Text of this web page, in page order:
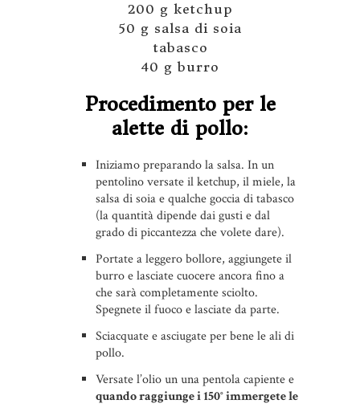
200 g ketchup
50 g salsa di soia
tabasco
40 g burro
Procedimento per le
alette di pollo:
Iniziamo preparando la salsa. In un
pentolino versate il ketchup, il miele, la
salsa di soia e qualche goccia di tabasco
(la quantità dipende dai gusti e dal
grado di piccantezza che volete dare).
Portate a leggero bollore, aggiungete il
burro e lasciate cuocere ancora fino a
che sarà completamente sciolto.
Spegnete il fuoco e lasciate da parte.
Sciacquate e asciugate per bene le ali di
pollo.
Versate l’olio un una pentola capiente e
quando raggiunge i 150° immergete le